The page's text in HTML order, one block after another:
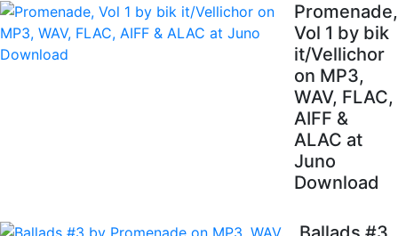
Promenade,
Vol 1 by bik
it/Vellichor
on MP3,
WAV, FLAC,
AIFF &
ALAC at
Juno
Download